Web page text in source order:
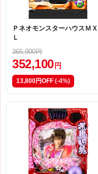
ＰネオモンスターハウスＭＸ
Ｌ
365,900円
352,100 円
13,800円OFF (-4%)